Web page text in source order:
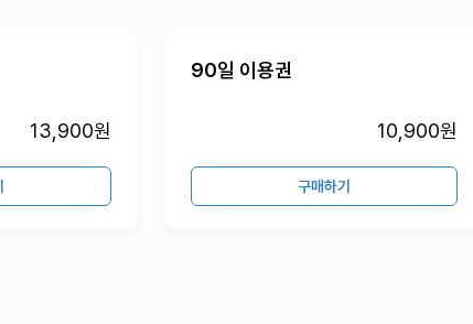
13,900원
90일 이용권
10,900원
구매하기